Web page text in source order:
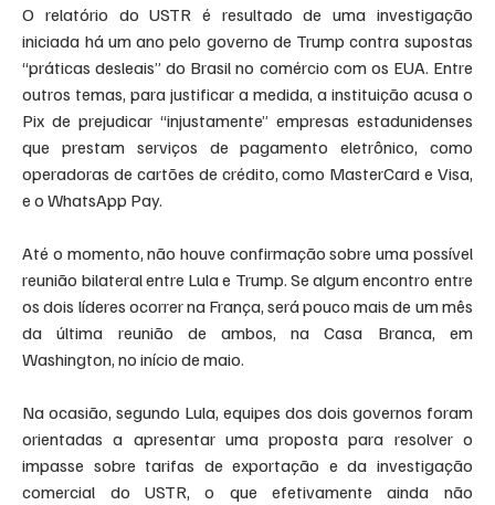
O relatório do USTR é resultado de uma investigação
iniciada há um ano pelo governo de Trump contra supostas
“práticas desleais” do Brasil no comércio com os EUA. Entre
outros temas, para justificar a medida, a instituição acusa o
Pix de prejudicar “injustamente” empresas estadunidenses
que prestam serviços de pagamento eletrônico, como
operadoras de cartões de crédito, como MasterCard e Visa,
e o WhatsApp Pay.
Até o momento, não houve confirmação sobre uma possível
reunião bilateral entre Lula e Trump. Se algum encontro entre
os dois líderes ocorrer na França, será pouco mais de um mês
da última reunião de ambos, na Casa Branca, em
Washington, no início de maio.
Na ocasião, segundo Lula, equipes dos dois governos foram
orientadas a apresentar uma proposta para resolver o
impasse sobre tarifas de exportação e da investigação
comercial do USTR, o que efetivamente ainda não